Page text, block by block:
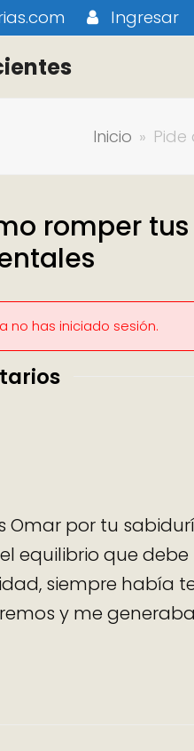
Ingresar
Inicio »
romper tus
no has iniciado sesión.
Omar por tu
equilibrio que
siempre había
y me